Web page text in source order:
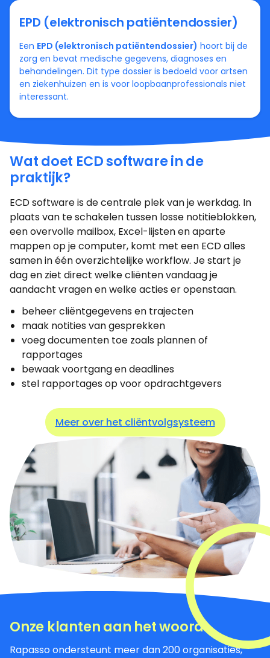
EPD (elektronisch patiëntendossier)
Een EPD (elektronisch patiëntendossier) hoort bij de
zorg en bevat medische gegevens, diagnoses en
behandelingen. Dit type dossier is bedoeld voor artsen
en ziekenhuizen en is voor loopbaanprofessionals niet
interessant.
Wat doet ECD software in de
praktijk?
ECD software is de centrale plek van je werkdag. In
plaats van te schakelen tussen losse notitieblokken,
een overvolle mailbox, Excel-lijsten en aparte
mappen op je computer, komt met een ECD alles
samen in één overzichtelijke workflow. Je start je
dag en ziet direct welke cliënten vandaag je
aandacht vragen en welke acties er openstaan.
beheer cliëntgegevens en trajecten
maak notities van gesprekken
voeg documenten toe zoals plannen of
rapportages
bewaak voortgang en deadlines
stel rapportages op voor opdrachtgevers
Meer over het cliëntvolgsysteem
Onze klanten aan het woord
Rapasso ondersteunt meer dan 200 organisaties,